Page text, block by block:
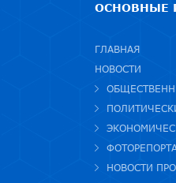
ОСНОВНЫЕ
ГЛАВНАЯ
НОВОСТИ
НОВОСТИ